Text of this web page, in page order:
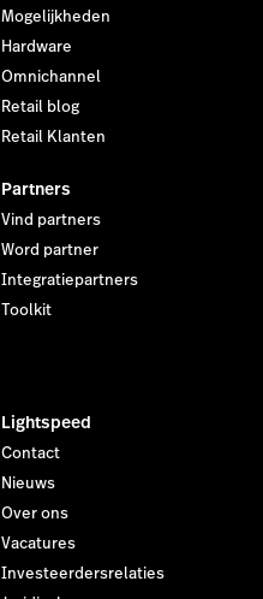
Mogelijkheden
Hardware
Omnichannel
Retail blog
Retail Klanten
Partners
Vind partners
Word partner
Integratiepartners
Toolkit
Lightspeed
Contact
Nieuws
Over ons
Vacatures
Investeerdersrelaties